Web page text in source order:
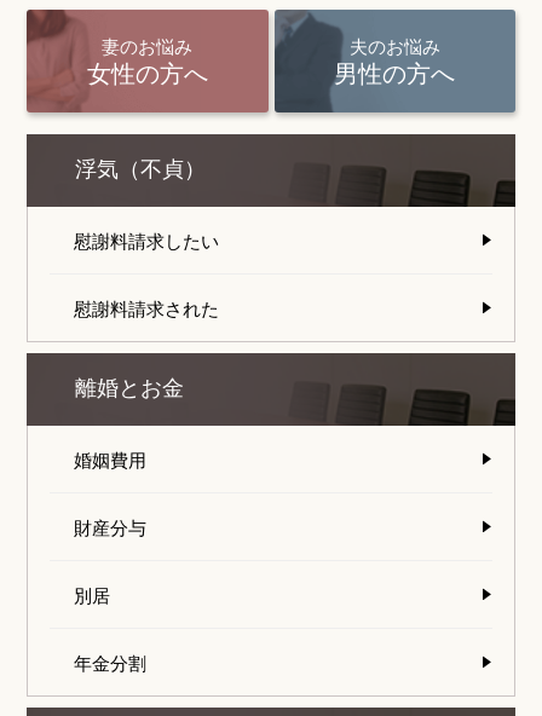
妻のお悩み
女性の方へ
夫のお悩み
男性の方へ
浮気（不貞）
慰謝料請求したい
慰謝料請求された
離婚とお金
婚姻費用
財産分与
別居
年金分割